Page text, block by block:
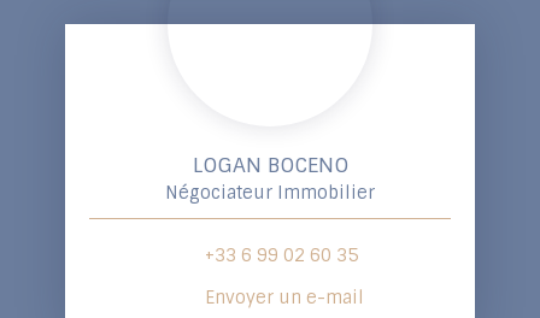
LOGAN BOCENO
Négociateur Immobilier
+33 6 99 02 60 35
Envoyer un e-mail